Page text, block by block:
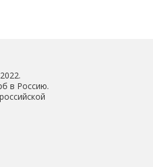
в Россию.